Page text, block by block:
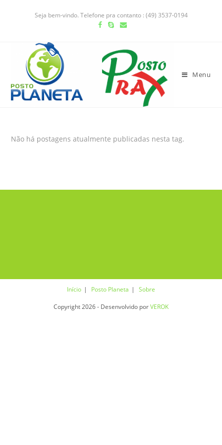
Seja bem-vindo. Telefone pra contanto : (49) 3537-0194
Menu
Não há postagens atualmente publicadas nesta tag.
Início Posto Planeta Sobre
Copyright 2026 - Desenvolvido porVEROK